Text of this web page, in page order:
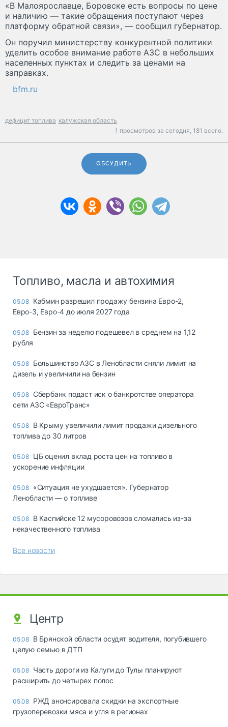
«В Малоярославце, Боровске есть вопросы по цене
и наличию — такие обращения поступают через
платформу обратной связи», — сообщил губернатор.
Он поручил министерству конкурентной политики
уделить особое внимание работе АЗС в небольших
населенных пунктах и следить за ценами на
заправках.
bfm.ru
дефицит топлива калужская область
1 просмотров за сегодня, 181 всего.
ОБСУДИТЬ
Топливо, масла и автохимия
05.08 Кабмин разрешил продажу бензина Евро-2,
Евро-3, Евро-4 до июля 2027 года
05.08 Бензин за неделю подешевел в среднем на 1,12
рубля
05.08 Большинство АЗС в Ленобласти сняли лимит на
дизель и увеличили на бензин
05.08 Сбербанк подаст иск о банкротстве оператора
сети АЗС «ЕвроТранс»
05.08 В Крыму увеличили лимит продажи дизельного
топлива до 30 литров
05.08 ЦБ оценил вклад роста цен на топливо в
ускорение инфляции
05.08 «Ситуация не ухудшается». Губернатор
Ленобласти — о топливе
05.08 В Каспийске 12 мусоровозов сломались из-за
некачественного топлива
Все новости
Центр
05.08 В Брянской области осудят водителя, погубившего
целую семью в ДТП
05.08 Часть дороги из Калуги до Тулы планируют
расширить до четырех полос
05.08 РЖД анонсировала скидки на экспортные
грузоперевозки мяса и угля в регионах